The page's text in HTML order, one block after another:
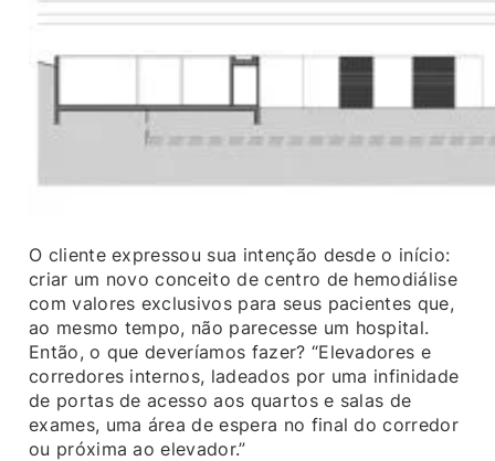
O cliente expressou sua intenção desde o início:
criar um novo conceito de centro de hemodiálise
com valores exclusivos para seus pacientes que,
ao mesmo tempo, não parecesse um hospital.
Então, o que deveríamos fazer? “Elevadores e
corredores internos, ladeados por uma infinidade
de portas de acesso aos quartos e salas de
exames, uma área de espera no final do corredor
ou próxima ao elevador.”